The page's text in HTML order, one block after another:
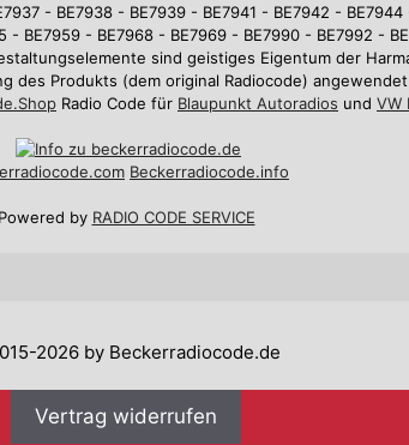
- BE7938 - BE7939 - BE7941 - BE7942 -
- BE7959 - BE7968 - BE7969 - BE7990 - BE7992 -
sind geistiges Eigentum der
des Produkts (dem original Radiocode)
Radio Code für Blaupunkt Autoradios und VW
.com Beckerradiocode.info
Powered by RADIO CODE SERVICE
2026 by Beckerradiocode.de
Vertrag widerrufen